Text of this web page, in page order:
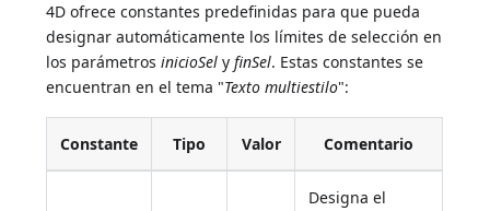
4D ofrece constantes predefinidas para que pueda
designar automáticamente los límites de selección en
los parámetrosinicioSel yfinSel. Estas constantes se
encuentran en el tema "Texto multiestilo":
Constante Tipo Valor Comentario
Designa el